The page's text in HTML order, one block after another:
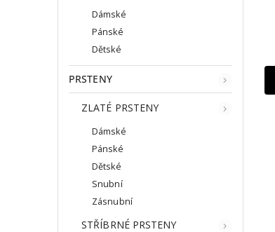
Dámské
Pánské
Dětské
PRSTENY
ZLATÉ PRSTENY
Dámské
Pánské
Dětské
Snubní
Zásnubní
STŘÍBRNÉ PRSTENY